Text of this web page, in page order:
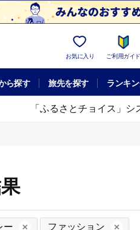
お気に入り ご利用ガイド
ら探す 旅先を探す ランキ
「ふるさとチョイス」
ー ファッション